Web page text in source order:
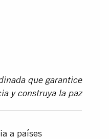
que garantice
y construya la paz
a países